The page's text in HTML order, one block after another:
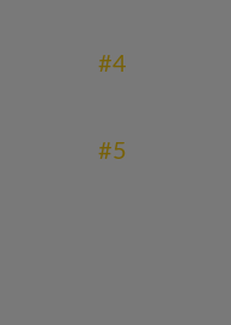
#4
#5